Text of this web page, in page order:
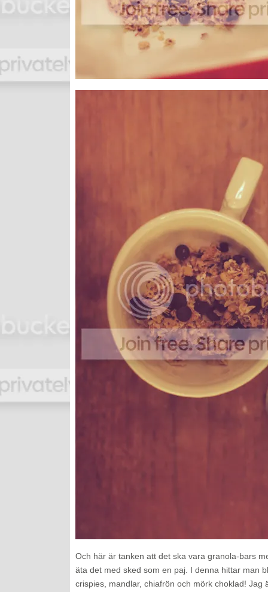
Och här är tanken att det ska vara granola-bars
äta det med sked som en paj. I denna hittar man
crispies, mandlar, chiafrön och mörk choklad! Jag